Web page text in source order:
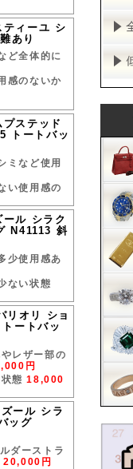
ィーユ シ
あり
ど全体的に
感のないか
ステッド
トートバッ
ミなど使用
い使用感の
ル シラク
N41113 斜
少使用感あ
ない状態
リオリ ショ
ートバッ
レザー部の
円
状態18,000
ール シラ
ッグ
ダーストラ
20,000円